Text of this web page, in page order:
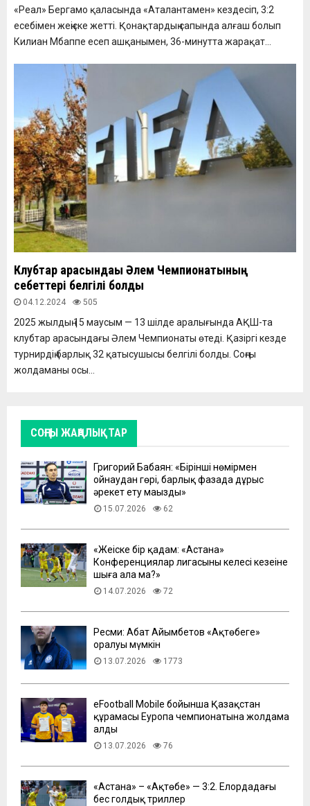
«Реал» Бергамо қаласында «Аталантамен» кездесіп, 3:2
есебімен жеңіске жетті. Қонақтардың сапында алғаш болып
Килиан Мбаппе есеп ашқанымен, 36-минутта жарақат...
Клубтар арасындағы Әлем Чемпионатының
себеттері белгілі болды
04.12.2024 505
2025 жылдың 15 маусым — 13 шілде аралығында АҚШ-та
клубтар арасындағы Әлем Чемпионаты өтеді. Қазіргі кезде
турнирдің барлық 32 қатысушысы белгілі болды. Соңғы
жолдаманы осы...
СОҢҒЫ ЖАҢАЛЫҚТАР
Григорий Бабаян: «Бірінші нөмірмен
ойнаудан гөрі, барлық фазада дұрыс
әрекет ету маңызды»
15.07.2026 62
«Жеңіске бір қадам: «Астана»
Конференциялар лигасының келесі кезеңіне
шыға ала ма?»
14.07.2026 72
Ресми: Абат Айымбетов «Ақтөбеге»
оралуы мүмкін
13.07.2026 1773
eFootball Mobile бойынша Қазақстан
құрамасы Еуропа чемпионатына жолдама
алды
13.07.2026 76
​«Астана» – «Ақтөбе» — 3:2. Елордадағы
бес голдық триллер